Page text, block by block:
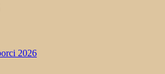
2026